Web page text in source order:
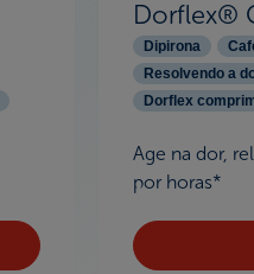
Dorflex®
Dipirona
Resolvendo a
Dorflex
Age na dor,
por horas*